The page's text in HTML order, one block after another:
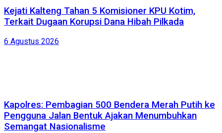
Kejati Kalteng Tahan 5 Komisioner KPU Kotim,
Terkait Dugaan Korupsi Dana Hibah Pilkada
6 Agustus 2026
Kapolres: Pembagian 500 Bendera Merah Putih ke
Pengguna Jalan Bentuk Ajakan Menumbuhkan
Semangat Nasionalisme